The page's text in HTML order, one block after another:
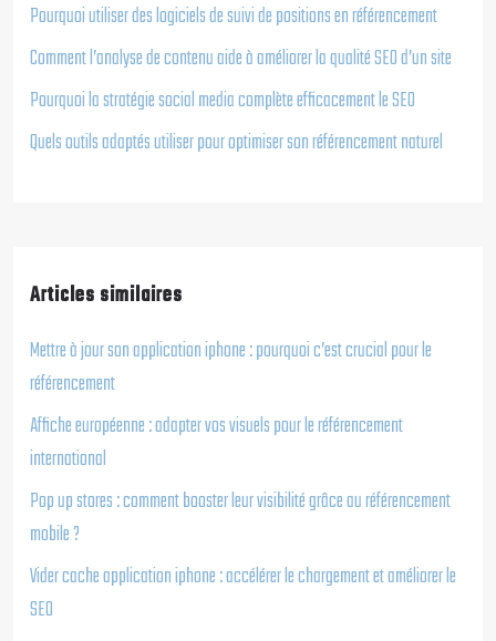
Pourquoi utiliser des logiciels de suivi de positions en référencement
Comment l’analyse de contenu aide à améliorer la qualité SEO d’un site
Pourquoi la stratégie social media complète efficacement le SEO
Quels outils adaptés utiliser pour optimiser son référencement naturel
Articles similaires
Mettre à jour son application iphone : pourquoi c’est crucial pour le
référencement
Affiche européenne : adapter vos visuels pour le référencement
international
Pop up stores : comment booster leur visibilité grâce au référencement
mobile ?
Vider cache application iphone : accélérer le chargement et améliorer le
SEO